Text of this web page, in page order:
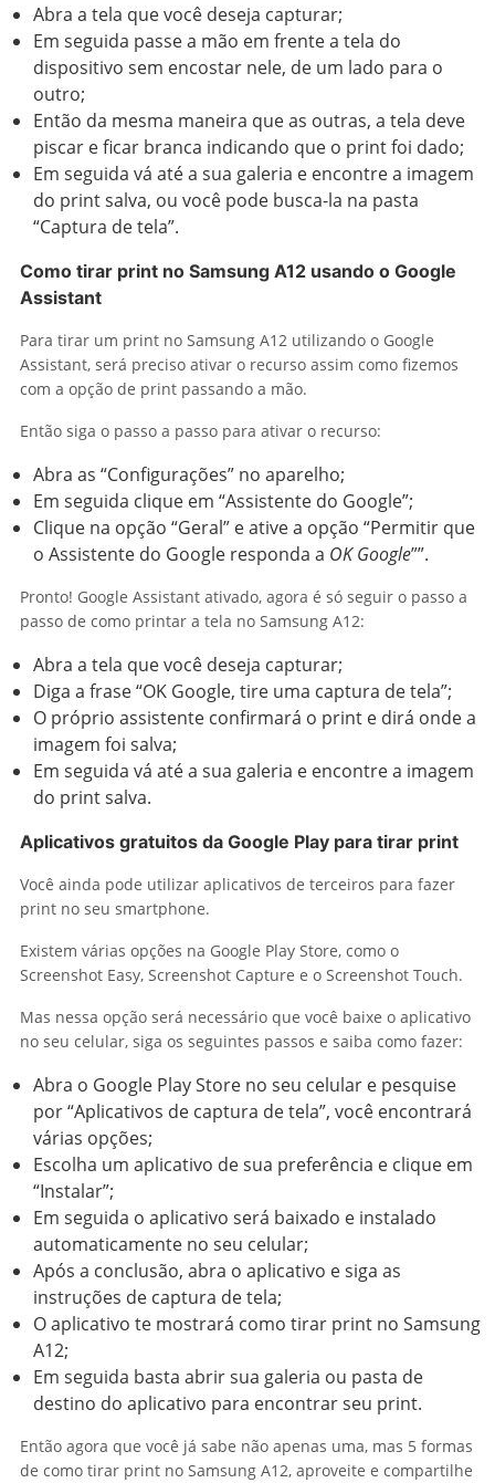
Abra a tela que você deseja capturar;
Em seguida passe a mão em frente a tela do
dispositivo sem encostar nele, de um lado para o
outro;
Então da mesma maneira que as outras, a tela deve
piscar e ficar branca indicando que o print foi dado;
Em seguida vá até a sua galeria e encontre a imagem
do print salva, ou você pode busca-la na pasta
“Captura de tela”.
Como tirar print no Samsung A12 usando o Google
Assistant
Para tirar um print no Samsung A12 utilizando o Google
Assistant, será preciso ativar o recurso assim como fizemos
com a opção de print passando a mão.
Então siga o passo a passo para ativar o recurso:
Abra as “Configurações” no aparelho;
Em seguida clique em “Assistente do Google”;
Clique na opção “Geral” e ative a opção “Permitir que
o Assistente do Google responda a OK Google””.
Pronto! Google Assistant ativado, agora é só seguir o passo a
passo de como printar a tela no Samsung A12:
Abra a tela que você deseja capturar;
Diga a frase “OK Google, tire uma captura de tela”;
O próprio assistente confirmará o print e dirá onde a
imagem foi salva;
Em seguida vá até a sua galeria e encontre a imagem
do print salva.
Aplicativos gratuitos da Google Play para tirar print
Você ainda pode utilizar aplicativos de terceiros para fazer
print no seu smartphone.
Existem várias opções na Google Play Store, como o
Screenshot Easy, Screenshot Capture e o Screenshot Touch.
Mas nessa opção será necessário que você baixe o aplicativo
no seu celular, siga os seguintes passos e saiba como fazer:
Abra o Google Play Store no seu celular e pesquise
por “Aplicativos de captura de tela”, você encontrará
várias opções;
Escolha um aplicativo de sua preferência e clique em
“Instalar”;
Em seguida o aplicativo será baixado e instalado
automaticamente no seu celular;
Após a conclusão, abra o aplicativo e siga as
instruções de captura de tela;
O aplicativo te mostrará como tirar print no Samsung
A12;
Em seguida basta abrir sua galeria ou pasta de
destino do aplicativo para encontrar seu print.
Então agora que você já sabe não apenas uma, mas 5 formas
de como tirar print no Samsung A12, aproveite e compartilhe